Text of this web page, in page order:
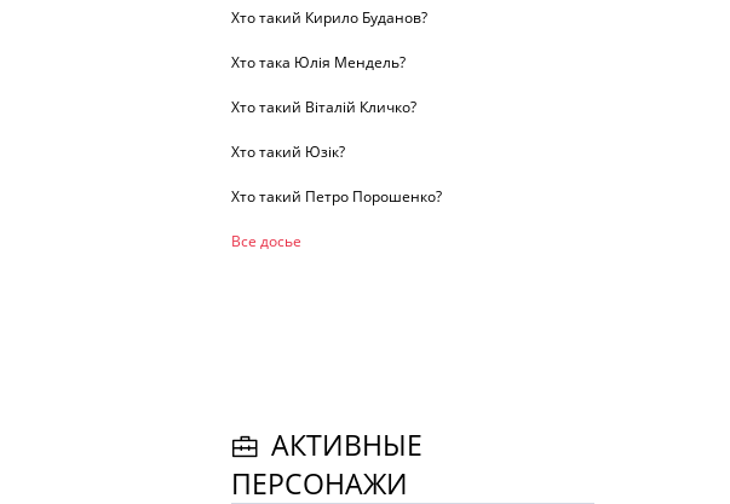
Хто такий Кирило Буданов?
Хто така Юлія Мендель?
Хто такий Віталій Кличко?
Хто такий Юзік?
Хто такий Петро Порошенко?
Все досье
АКТИВНЫЕ
ПЕРСОНАЖИ